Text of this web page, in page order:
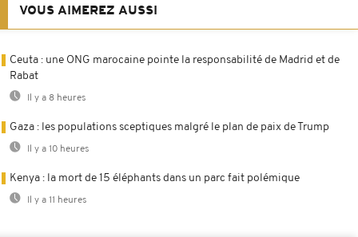
VOUS AIMEREZ AUSSI
Ceuta : une ONG marocaine pointe la responsabilité de Madrid et de
Rabat
Il y a 8 heures
Gaza : les populations sceptiques malgré le plan de paix de Trump
Il y a 10 heures
Kenya : la mort de 15 éléphants dans un parc fait polémique
Il y a 11 heures